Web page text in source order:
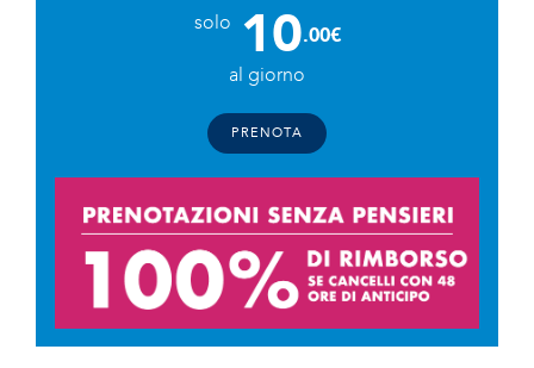
solo 10.00€
al giorno
PRENOTA